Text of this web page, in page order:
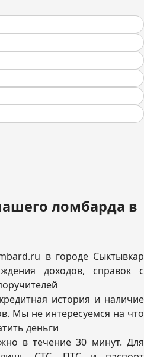
ломбарда в
в городе Сыктывкар
доходов, справок с
история и наличие
Мы не интересуемся на что
деньги
в течение 30 минут. Для